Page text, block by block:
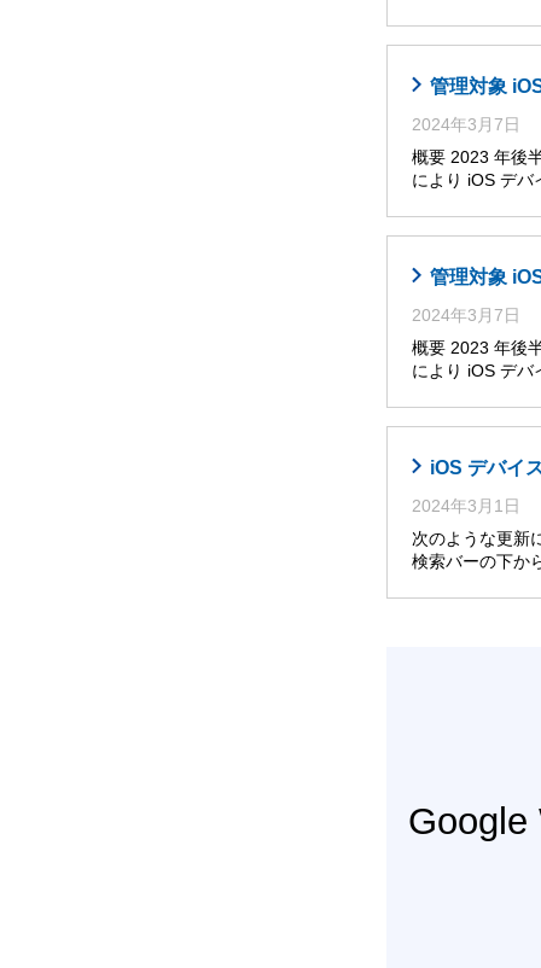
管理対象
2024年3月7日
概要 2023 年後
により iOS デ
管理対象
2024年3月7日
概要 2023 年後
により iOS デ
iOS デバイ
2024年3月1日
次のような更新
検索バーの下か
Google